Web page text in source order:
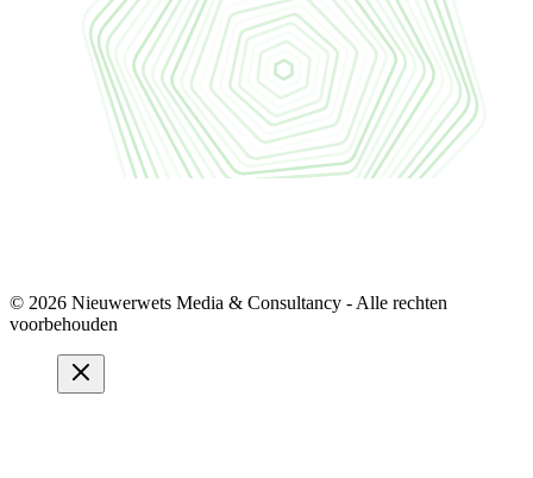
© 2026 Nieuwerwets Media & Consultancy - Alle rechten
voorbehouden